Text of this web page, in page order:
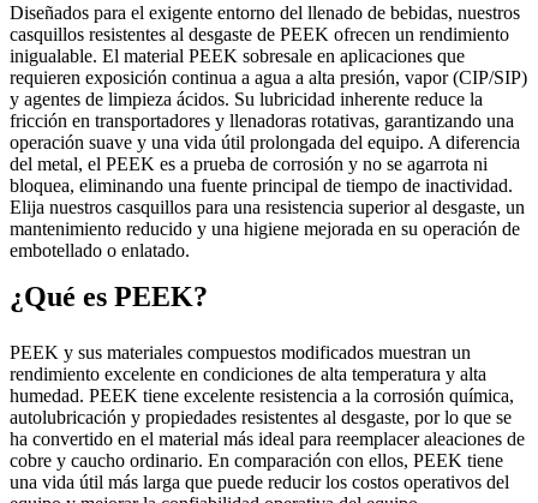
Diseñados para el exigente entorno del llenado de bebidas, nuestros
casquillos resistentes al desgaste de PEEK ofrecen un rendimiento
inigualable. El material PEEK sobresale en aplicaciones que
requieren exposición continua a agua a alta presión, vapor (CIP/SIP)
y agentes de limpieza ácidos. Su lubricidad inherente reduce la
fricción en transportadores y llenadoras rotativas, garantizando una
operación suave y una vida útil prolongada del equipo. A diferencia
del metal, el PEEK es a prueba de corrosión y no se agarrota ni
bloquea, eliminando una fuente principal de tiempo de inactividad.
Elija nuestros casquillos para una resistencia superior al desgaste, un
mantenimiento reducido y una higiene mejorada en su operación de
embotellado o enlatado.
¿Qué es PEEK?
PEEK y sus materiales compuestos modificados muestran un
rendimiento excelente en condiciones de alta temperatura y alta
humedad. PEEK tiene excelente resistencia a la corrosión química,
autolubricación y propiedades resistentes al desgaste, por lo que se
ha convertido en el material más ideal para reemplacer aleaciones de
cobre y caucho ordinario. En comparación con ellos, PEEK tiene
una vida útil más larga que puede reducir los costos operativos del